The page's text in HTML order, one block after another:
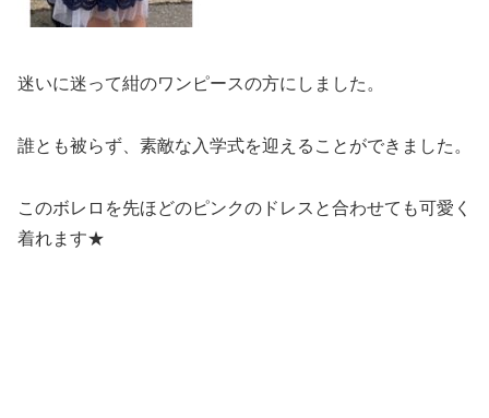
迷いに迷って紺のワンピースの方にしました。
誰とも被らず、素敵な入学式を迎えることができました。
このボレロを先ほどのピンクのドレスと合わせても可愛く
着れます★